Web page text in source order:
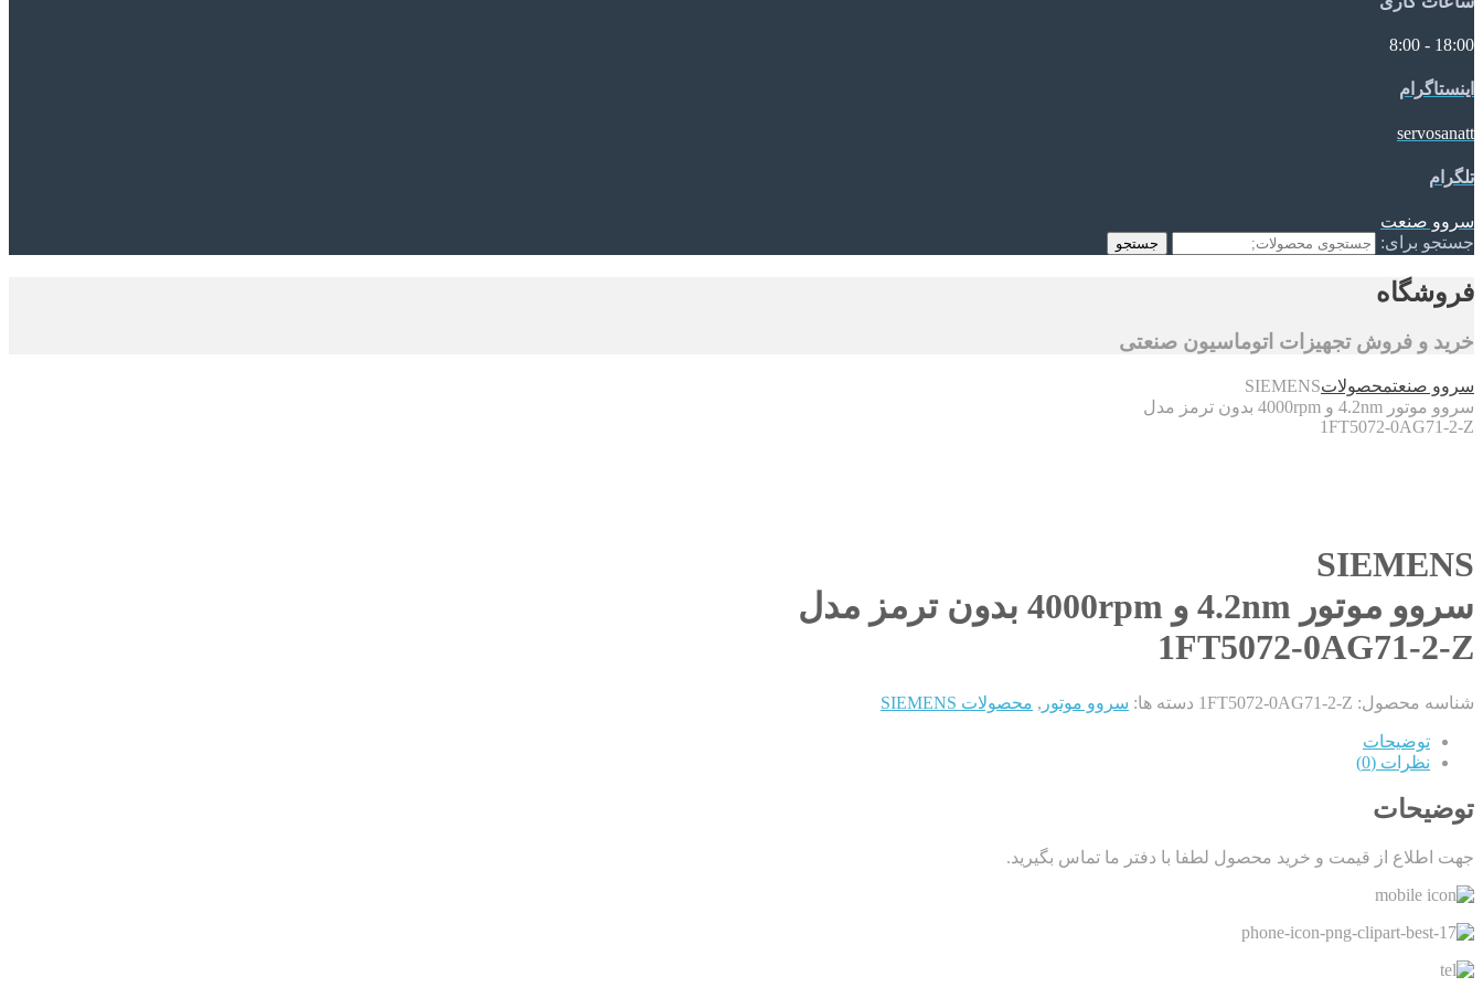
18:00 - 8:00
اینستاگرام
servosanatt
تلگرام
سروو صنعت
جستجو برای:
جستجو
فروشگاه
خرید و فروش تجهیزات اتوماسیون صنعتی
سروو صنعتمحصولاتSIEMENS
سروو موتور 4.2nm و 4000rpm بدون ترمز مدل
1FT5072-0AG71-2-Z
SIEMENS
سروو موتور 4.2nm و 4000rpm بدون ترمز مدل
1FT5072-0AG71-2-Z
شناسه محصول: 1FT5072-0AG71-2-Z دسته ها: سروو موتور , محصولات SIEMENS
توضیحات
نظرات (0)
توضیحات
جهت اطلاع از قیمت و خرید محصول لطفا با دفتر ما تماس بگیرید.